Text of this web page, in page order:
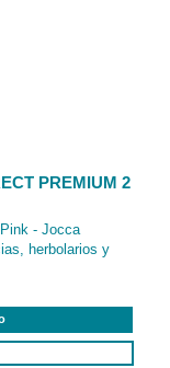
PREMIUM 2
- Jocca
herbolarios y